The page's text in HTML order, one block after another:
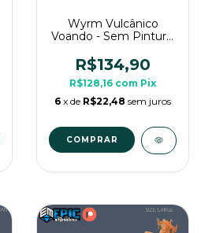
Wyrm Vulcânico
Voando - Sem Pintura,
Para RPG de Mesa
R$134,90
R$128,16 com Pix
6 x de R$22,48 sem juros